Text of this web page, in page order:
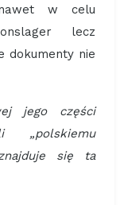
w celu
lecz
dokumenty nie
jego części
„polskiemu
się ta